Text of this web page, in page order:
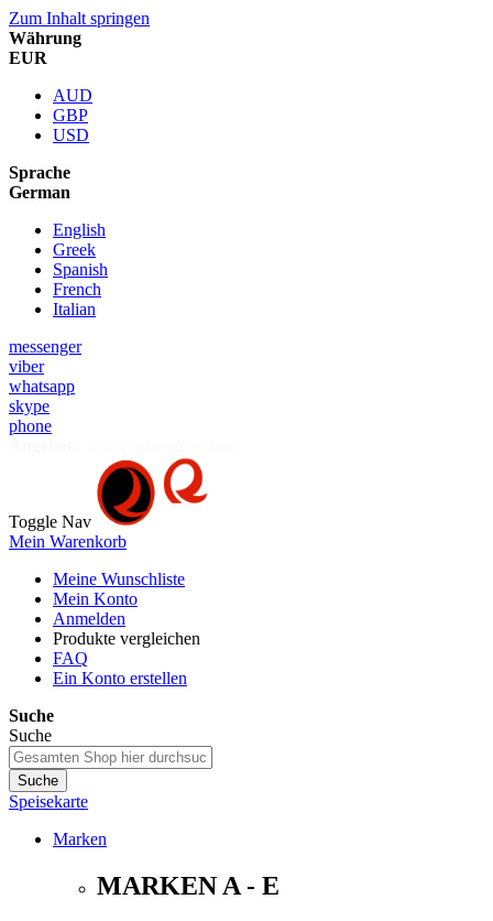
Zum Inhalt springen
Währung
EUR
AUD
GBP
USD
Sprache
German
English
Greek
Spanish
French
Italian
messenger
viber
whatsapp
skype
phone
Toggle Nav
Mein Warenkorb
Meine Wunschliste
Mein Konto
Anmelden
Produkte vergleichen
FAQ
Ein Konto erstellen
Suche
Suche
Suche
Speisekarte
Marken
MARKEN A - E